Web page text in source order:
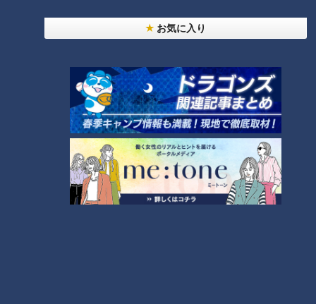
お気に入り
ずのアジア大会ポスターに思わ
【切り抜き】新人時代の若手全
ウンサー陣 #若狭アナ #ドラフ
ト #中村アナ #光山アナ #滝行
#社内幽閉
アナウンサー 夏目みな美 柳沢彩美
永岡歩
番組紹介